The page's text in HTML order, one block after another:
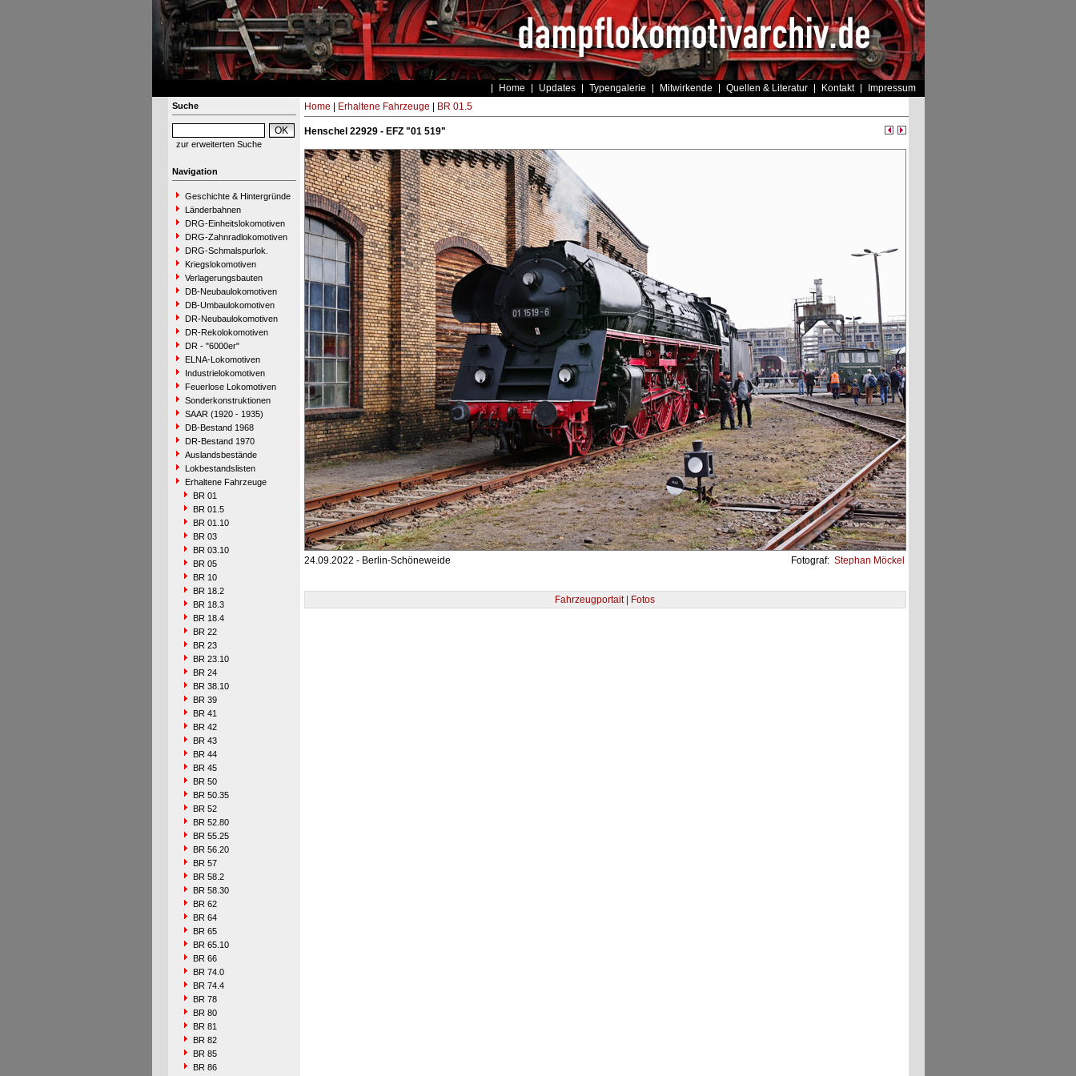
Home Updates Typengalerie Mitwirkende Quellen & Literatur Kontakt Impressum
Suche
zur erweiterten Suche
Navigation
Geschichte & Hintergründe
Länderbahnen
DRG-Einheitslokomotiven
DRG-Zahnradlokomotiven
DRG-Schmalspurlok.
Kriegslokomotiven
Verlagerungsbauten
DB-Neubaulokomotiven
DB-Umbaulokomotiven
DR-Neubaulokomotiven
DR-Rekolokomotiven
DR - "6000er"
ELNA-Lokomotiven
Industrielokomotiven
Feuerlose Lokomotiven
Sonderkonstruktionen
SAAR (1920 - 1935)
DB-Bestand 1968
DR-Bestand 1970
Auslandsbestände
Lokbestandslisten
Erhaltene Fahrzeuge
BR 01
BR 01.5
BR 01.10
BR 03
BR 03.10
BR 05
BR 10
BR 18.2
BR 18.3
BR 18.4
BR 22
BR 23
BR 23.10
BR 24
BR 38.10
BR 39
BR 41
BR 42
BR 43
BR 44
BR 45
BR 50
BR 50.35
BR 52
BR 52.80
BR 55.25
BR 56.20
BR 57
BR 58.2
BR 58.30
BR 62
BR 64
BR 65
BR 65.10
BR 66
BR 74.0
BR 74.4
BR 78
BR 80
BR 81
BR 82
BR 85
BR 86
Home Erhaltene Fahrzeuge BR 01.5
Henschel 22929 - EFZ "01 519"
24.09.2022 - Berlin-Schöneweide Fotograf: Stephan Möckel
Fahrzeugportait | Fotos